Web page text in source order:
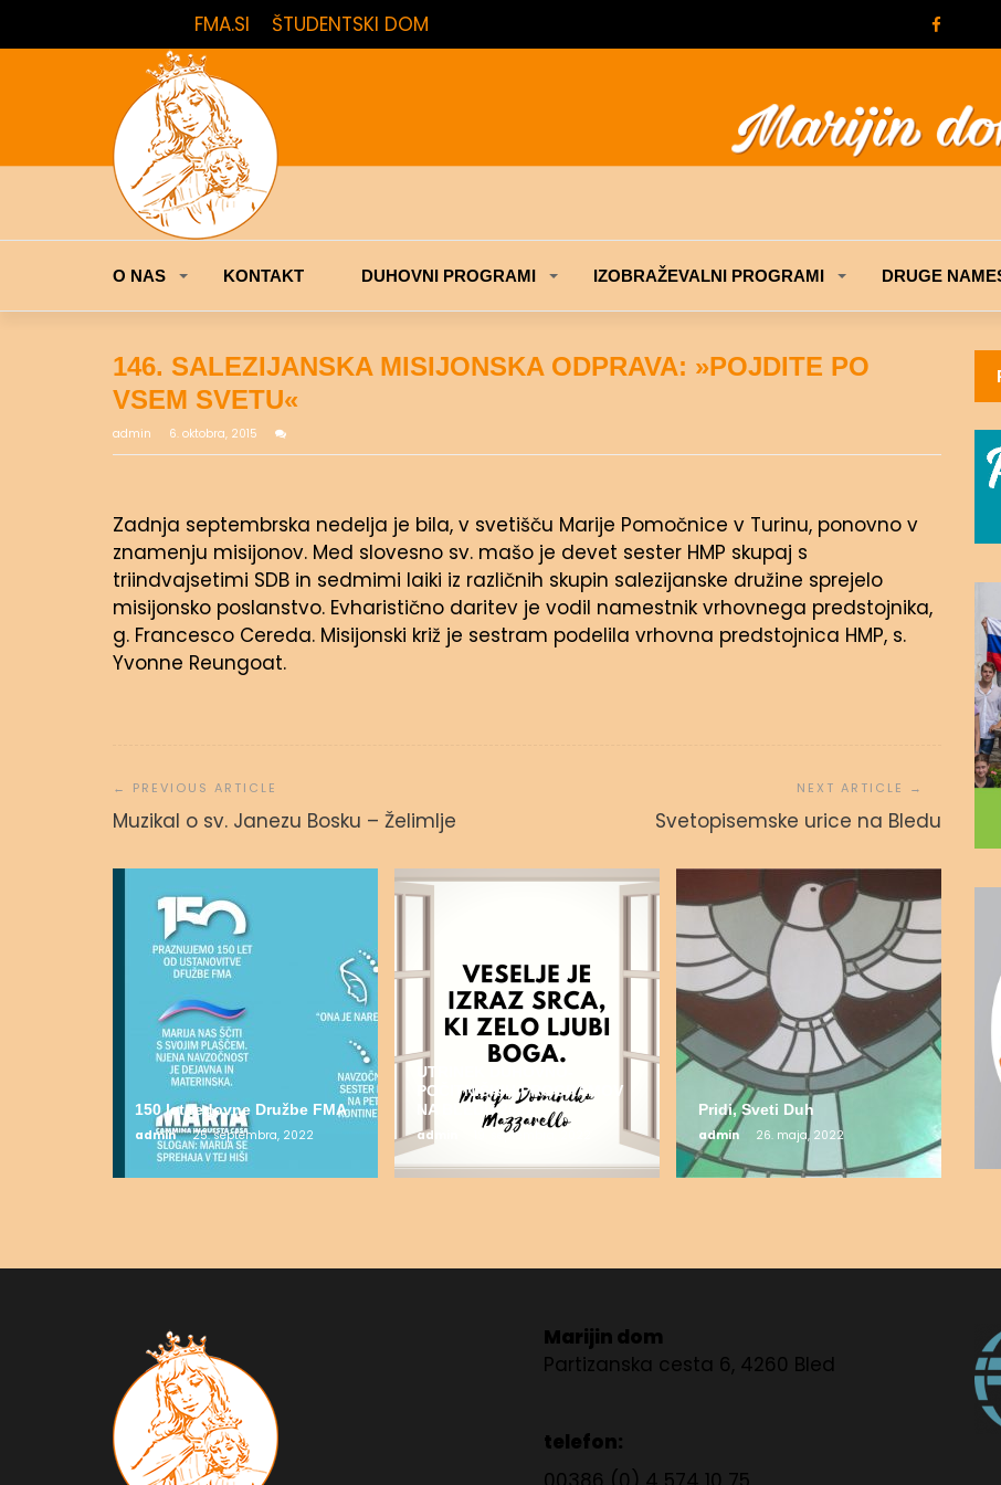
FMA.SI ŠTUDENTSKI DOM
O NAS KONTAKT DUHOVNI PROGRAMI IZOBRAŽEVALNI PROGRAMI DRUGE
146. SALEZIJANSKA MISIJONSKA ODPRAVA: »POJDITE PO
VSEM SVETU«
admin 6. oktobra, 2015
Zadnja septembrska nedelja je bila, v svetišču Marije Pomočnice v Turinu, ponovno v
znamenju misijonov. Med slovesno sv. mašo je devet sester HMP skupaj s
triindvajsetimi SDB in sedmimi laiki iz različnih skupin salezijanske družine sprejelo
misijonsko poslanstvo. Evharistično daritev je vodil namestnik vrhovnega predstojnika,
g. Francesco Cereda. Misijonski križ je sestram podelila vrhovna predstojnica HMP, s.
Yvonne Reungoat.
prispevka
Muzikal o sv. Janezu Bosku – Želimlje Svetopisemske urice na Bledu
150 let redovne Družbe FMA
admin 25. septembra, 2022
UTRINEK DUHOVNO-
POČITNIŠKIH PROGRAMOV
NA BLEDU 2022
admin 19. septembra, 2022
Pridi, Sveti Duh
admin 26. maja, 2022
Marijin dom
Partizanska cesta 6, 4260 Bled
telefon: